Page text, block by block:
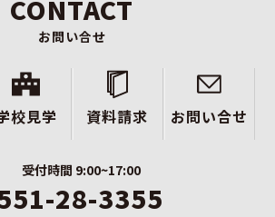
CONTACT
お問い合せ
校見学 資料請求 お問い合せ
受付時間 9:00~17:00
28-3355